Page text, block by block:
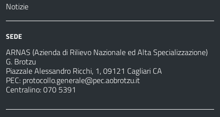
Notizie
SEDE
ARNAS (Azienda di Rilievo Nazionale ed Alta Specializzazione)
G. Brotzu
Piazzale Alessandro Ricchi, 1, 09121 Cagliari CA
PEC: protocollo.generale@pec.aobrotzu.it
Centralino: 070 5391